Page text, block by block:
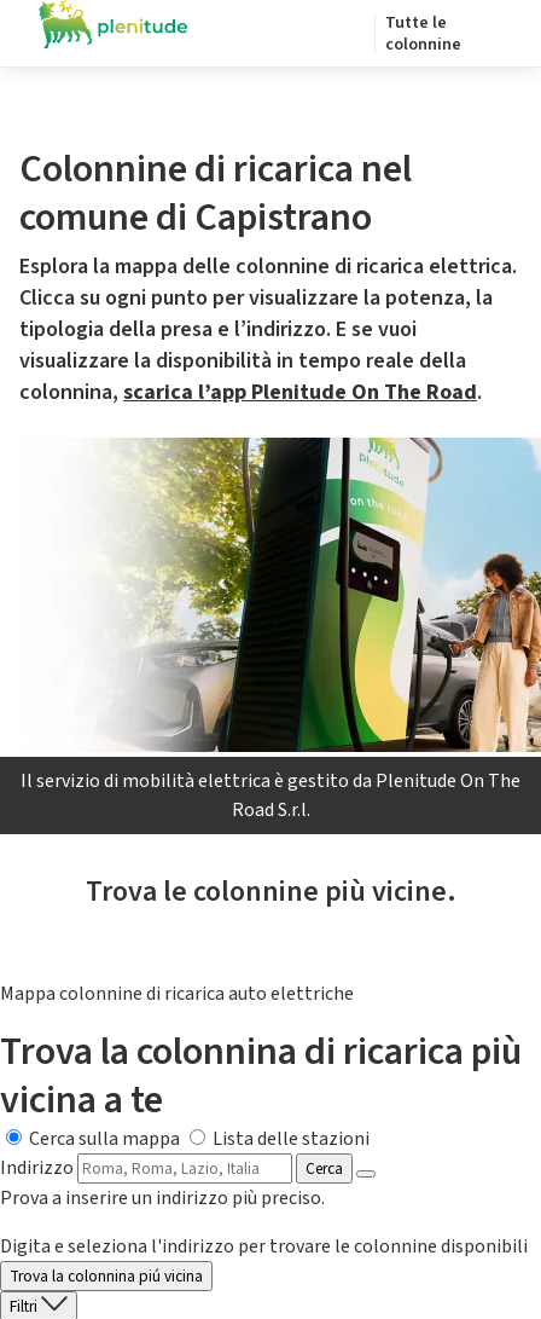
Tutte le
colonnine
Colonnine di ricarica nel
comune di Capistrano
Esplora la mappa delle colonnine di ricarica elettrica.
Clicca su ogni punto per visualizzare la potenza, la
tipologia della presa e l’indirizzo. E se vuoi
visualizzare la disponibilità in tempo reale della
colonnina, scarica l’app Plenitude On The Road.
Il servizio di mobilità elettrica è gestito da Plenitude On The
Road S.r.l.
Trova le colonnine più vicine.
Mappa colonnine di ricarica auto elettriche
Trova la colonnina di ricarica più
vicina a te
Cerca sulla mappa
Lista delle stazioni
Indirizzo
Cerca
Prova a inserire un indirizzo più preciso.
Digita e seleziona l'indirizzo per trovare le colonnine disponibili
Trova la colonnina piú vicina
Filtri